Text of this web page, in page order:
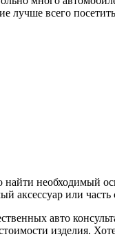
лучше всего
необходимый
аксессуар или
авто
изделия.